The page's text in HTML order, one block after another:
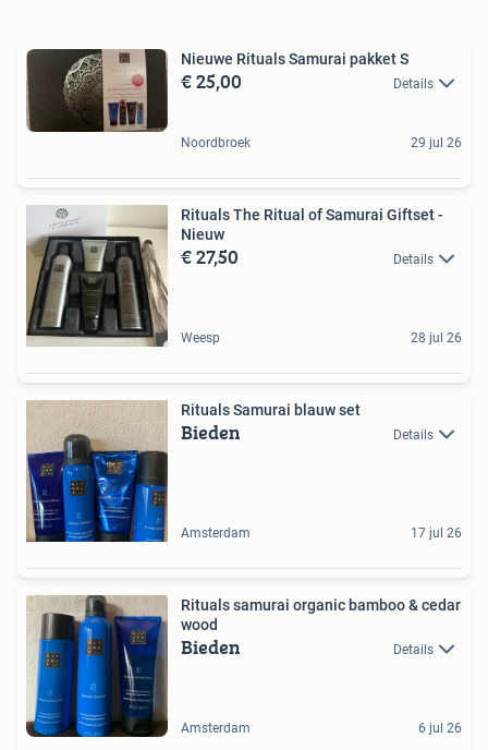
Nieuwe Rituals Samurai pakket S
€ 25,00 Details
Noordbroek 29 jul 26
Rituals The Ritual of Samurai Giftset -
Nieuw
€ 27,50 Details
Weesp 28 jul 26
Rituals Samurai blauw set
Bieden Details
Amsterdam 17 jul 26
Rituals samurai organic bamboo & cedar
wood
Bieden Details
Amsterdam 6 jul 26